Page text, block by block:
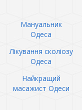
Мануальник
Одеса
Лікування сколіозу
Одеса
Найкращий
масажист Одеси